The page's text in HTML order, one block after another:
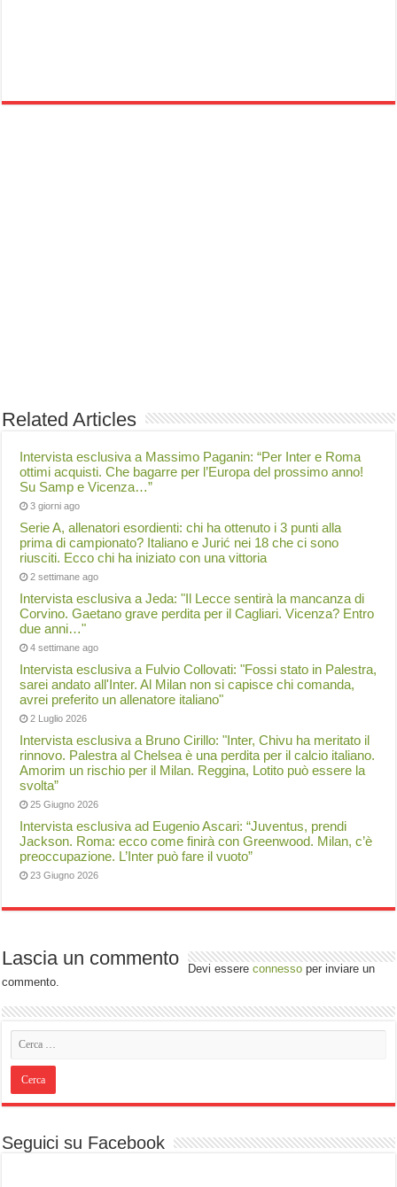
Related Articles
Intervista esclusiva a Massimo Paganin: “Per Inter e Roma
ottimi acquisti. Che bagarre per l’Europa del prossimo anno!
Su Samp e Vicenza…”
3 giorni ago
Serie A, allenatori esordienti: chi ha ottenuto i 3 punti alla
prima di campionato? Italiano e Jurić nei 18 che ci sono
riusciti. Ecco chi ha iniziato con una vittoria
2 settimane ago
Intervista esclusiva a Jeda: "Il Lecce sentirà la mancanza di
Corvino. Gaetano grave perdita per il Cagliari. Vicenza? Entro
due anni…"
4 settimane ago
Intervista esclusiva a Fulvio Collovati: "Fossi stato in Palestra,
sarei andato all'Inter. Al Milan non si capisce chi comanda,
avrei preferito un allenatore italiano"
2 Luglio 2026
Intervista esclusiva a Bruno Cirillo: "Inter, Chivu ha meritato il
rinnovo. Palestra al Chelsea è una perdita per il calcio italiano.
Amorim un rischio per il Milan. Reggina, Lotito può essere la
svolta”
25 Giugno 2026
Intervista esclusiva ad Eugenio Ascari: “Juventus, prendi
Jackson. Roma: ecco come finirà con Greenwood. Milan, c’è
preoccupazione. L’Inter può fare il vuoto”
23 Giugno 2026
Lascia un commento Devi essereconnesso per inviare un
commento.
Seguici su Facebook